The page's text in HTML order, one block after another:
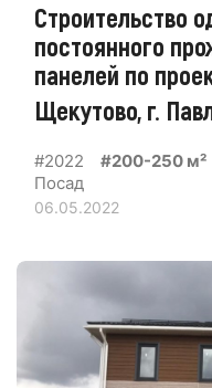
Строительство
постоянного
панелей по
Щекутово, г.
#2022 #200-250 м²
Посад
06.05.2022